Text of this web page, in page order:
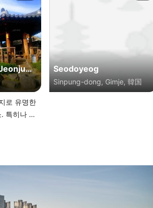
ga,
国
로 유명한
특히나 한
한옥들이
정취를 자
（ハノンマ
食べ物でが
Seodoyeog
Sinpung-dong, Gimje, 韓国